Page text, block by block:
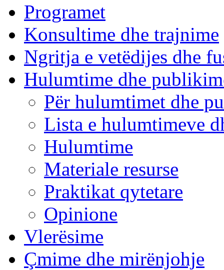
Programet
Konsultime dhe trajnime
Ngritja e vetëdijes dhe
Hulumtime dhe
Për hulumtimet dhe
Lista e hulumtimeve
Hulumtime
Materiale resurse
Praktikat qytetare
Opinione
Vlerësime
Çmime dhe mirënjohje